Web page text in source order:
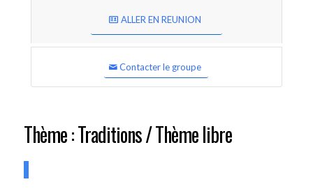
ALLER EN REUNION
Contacter le groupe
Thème : Traditions / Thème libre